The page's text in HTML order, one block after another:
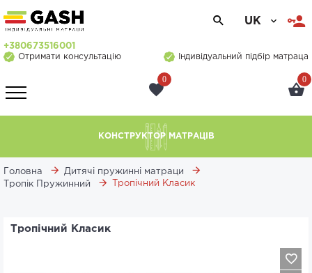
UK
+380673516001
Отримати консультацію
Індивідуальний підбір матраца
0 0
КОНСТРУКТОР МАТРАЦІВ
Головна
Дитячі пружинні матраци
Тропік Пружинний
Тропічний Класик
Тропічний Класик